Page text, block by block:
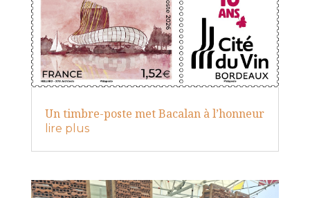
Un timbre-poste met Bacalan à l’honneur
lire plus